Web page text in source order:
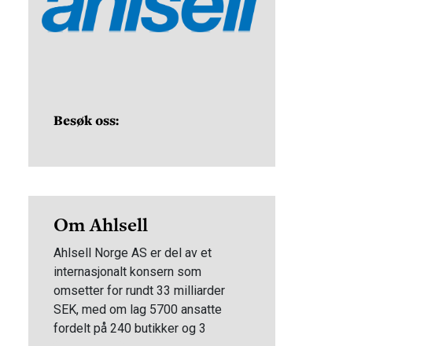
Besøk oss:
Om Ahlsell
Ahlsell Norge AS er del av et
internasjonalt konsern som
omsetter for rundt 33 milliarder
SEK, med om lag 5700 ansatte
fordelt på 240 butikker og 3